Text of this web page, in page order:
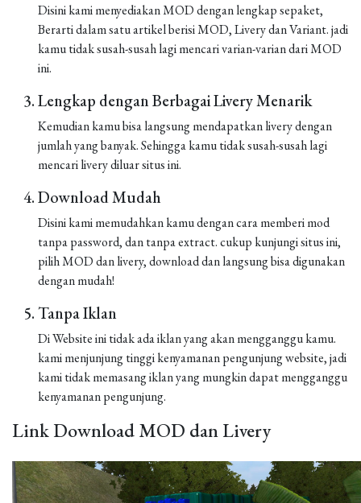
Disini kami menyediakan MOD dengan lengkap sepaket,
Berarti dalam satu artikel berisi MOD, Livery dan Variant. jadi
kamu tidak susah-susah lagi mencari varian-varian dari MOD
ini.
Lengkap dengan Berbagai Livery Menarik
Kemudian kamu bisa langsung mendapatkan livery dengan
jumlah yang banyak. Sehingga kamu tidak susah-susah lagi
mencari livery diluar situs ini.
Download Mudah
Disini kami memudahkan kamu dengan cara memberi mod
tanpa password, dan tanpa extract. cukup kunjungi situs ini,
pilih MOD dan livery, download dan langsung bisa digunakan
dengan mudah!
Tanpa Iklan
Di Website ini tidak ada iklan yang akan mengganggu kamu.
kami menjunjung tinggi kenyamanan pengunjung website, jadi
kami tidak memasang iklan yang mungkin dapat mengganggu
kenyamanan pengunjung.
Link Download MOD dan Livery